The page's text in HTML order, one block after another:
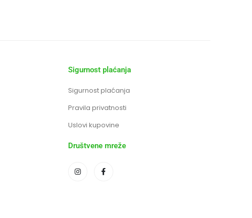
Sigurnost plaćanja
Sigurnost plaćanja
Pravila privatnosti
Uslovi kupovine
Društvene mreže